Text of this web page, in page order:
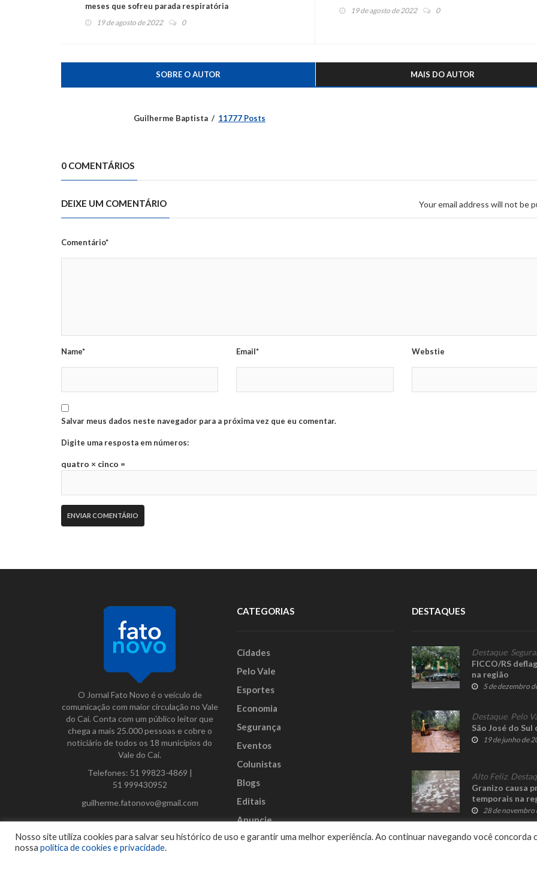
meses que sofreu parada respiratória
19 de agosto de 2022 0
19 de agosto de 2022 0
SOBRE O AUTOR MAIS DO AUTOR
Guilherme Baptista 11777 Posts
0 COMENTÁRIOS
DEIXE UM COMENTÁRIO Your email address will not be
Comentário*
Name* Email* Webstie
Salvar meus dados neste navegador para a próxima vez que eu comentar.
Digite uma resposta em números:
quatro × cinco =
O Jornal Fato Novo é o veículo de
comunicação com maior circulação no Vale
do Caí. Conta com um público leitor que
chega a mais 25.000 pessoas e cobre o
noticiário de todos os 18 municípios do
Vale do Caí.
Telefones: 51 99823-4869 |
51 999430952
guilherme.fatonovo@gmail.com
Facebook
Instagram
Twitter
CATEGORIAS
Cidades
Pelo Vale
Esportes
Economia
Segurança
Eventos
Colunistas
Blogs
Editais
Anuncie
DESTAQUES
Destaque,
FICCO/RS
na região
5 de dezembro
Destaque, Pelo
São José do
19 de junho de
Alto Feliz,
Granizo causa
temporais na
28 de novembro
Nosso site utiliza cookies para salvar seu histórico de uso e garantir uma melhor experiência. Ao continuar navegando você concorda
nossa política de cookies e privacidade.